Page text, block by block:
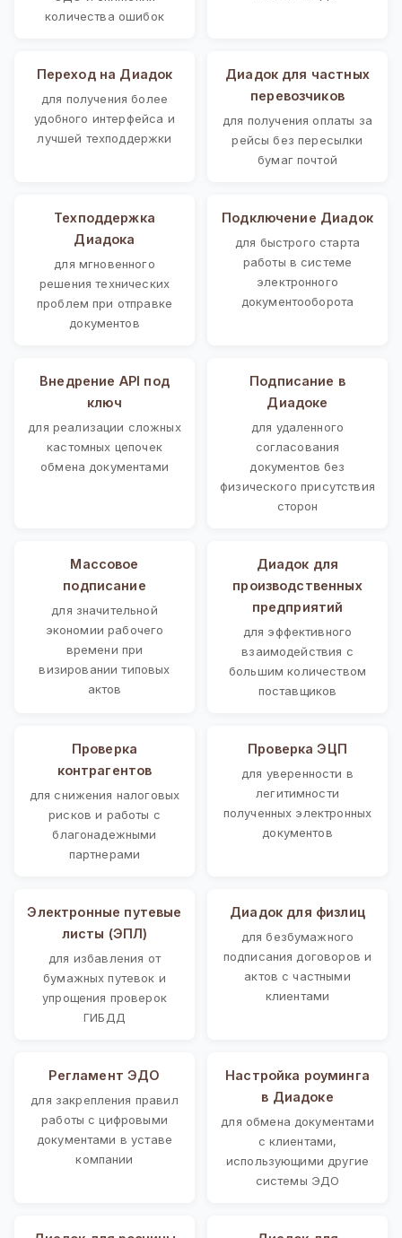
количества ошибок
Переход на Диадок
для получения более
удобного интерфейса и
лучшей техподдержки
Диадок для частных
перевозчиков
для получения оплаты за
рейсы без пересылки
бумаг почтой
Техподдержка
Диадока
для мгновенного
решения технических
проблем при отправке
документов
Подключение Диадок
для быстрого старта
работы в системе
электронного
документооборота
Внедрение API под
ключ
для реализации сложных
кастомных цепочек
обмена документами
Подписание в
Диадоке
для удаленного
согласования
документов без
физического присутствия
сторон
Массовое
подписание
для значительной
экономии рабочего
времени при
визировании типовых
актов
Диадок для
производственных
предприятий
для эффективного
взаимодействия с
большим количеством
поставщиков
Проверка
контрагентов
для снижения налоговых
рисков и работы с
благонадежными
партнерами
Проверка ЭЦП
для уверенности в
легитимности
полученных электронных
документов
Электронные путевые
листы (ЭПЛ)
для избавления от
бумажных путевок и
упрощения проверок
ГИБДД
Диадок для физлиц
для безбумажного
подписания договоров и
актов с частными
клиентами
Регламент ЭДО
для закрепления правил
работы с цифровыми
документами в уставе
компании
Настройка роуминга
в Диадоке
для обмена документами
с клиентами,
использующими другие
системы ЭДО